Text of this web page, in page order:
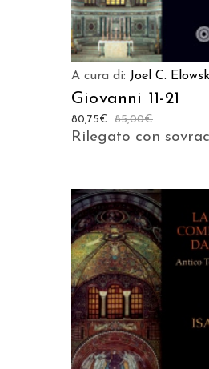
A cura di: Joel C.
Giovanni 11-21
85,00€
80,75€
Rilegato con
AGGIUNGI AL